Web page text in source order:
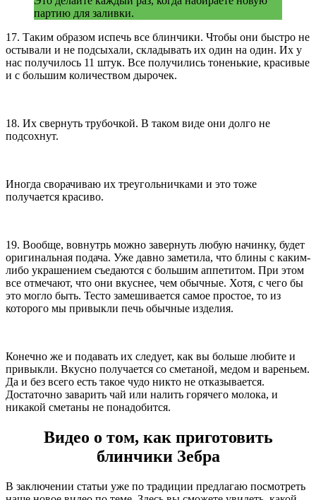
партию для заливки.
17. Таким образом испечь все блинчики. Чтобы они быстро не
остывали и не подсыхали, складывать их один на один. Их у
нас получилось 11 штук. Все получились тоненькие, красивые
и с большим количеством дырочек.
18. Их свернуть трубочкой. В таком виде они долго не
подсохнут.
Иногда сворачиваю их треугольничками и это тоже
получается красиво.
19. Вообще, вовнутрь можно завернуть любую начинку, будет
оригинальная подача. Уже давно заметила, что блины с каким-
либо украшением съедаются с большим аппетитом. При этом
все отмечают, что они вкуснее, чем обычные. Хотя, с чего бы
это могло быть. Тесто замешивается самое простое, то из
которого мы привыкли печь обычные изделия.
Конечно же и подавать их следует, как вы больше любите и
привыкли. Вкусно получается со сметаной, медом и вареньем.
Да и без всего есть такое чудо никто не отказывается.
Достаточно заварить чай или налить горячего молока, и
никакой сметаны не понадобится.
Видео о том, как приготовить
блинчики Зебра
В заключении статьи уже по традиции предлагаю посмотреть